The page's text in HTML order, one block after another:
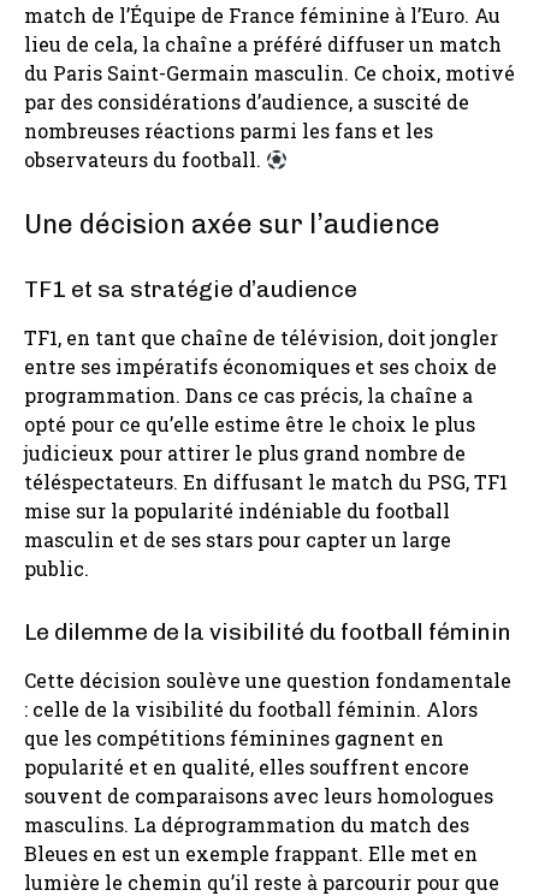
match de l’Équipe de France féminine à l’Euro. Au
lieu de cela, la chaîne a préféré diffuser un match
du Paris Saint-Germain masculin. Ce choix, motivé
par des considérations d’audience, a suscité de
nombreuses réactions parmi les fans et les
observateurs du football.
Une décision axée sur l’audience
TF1 et sa stratégie d’audience
TF1, en tant que chaîne de télévision, doit jongler
entre ses impératifs économiques et ses choix de
programmation. Dans ce cas précis, la chaîne a
opté pour ce qu’elle estime être le choix le plus
judicieux pour attirer le plus grand nombre de
téléspectateurs. En diffusant le match du PSG, TF1
mise sur la popularité indéniable du football
masculin et de ses stars pour capter un large
public.
Le dilemme de la visibilité du football féminin
Cette décision soulève une question fondamentale
: celle de la visibilité du football féminin. Alors
que les compétitions féminines gagnent en
popularité et en qualité, elles souffrent encore
souvent de comparaisons avec leurs homologues
masculins. La déprogrammation du match des
Bleues en est un exemple frappant. Elle met en
lumière le chemin qu’il reste à parcourir pour que